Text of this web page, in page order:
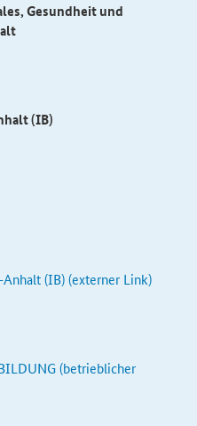
Gesundheit und
(IB)
(IB) (externer Link)
(betrieblicher